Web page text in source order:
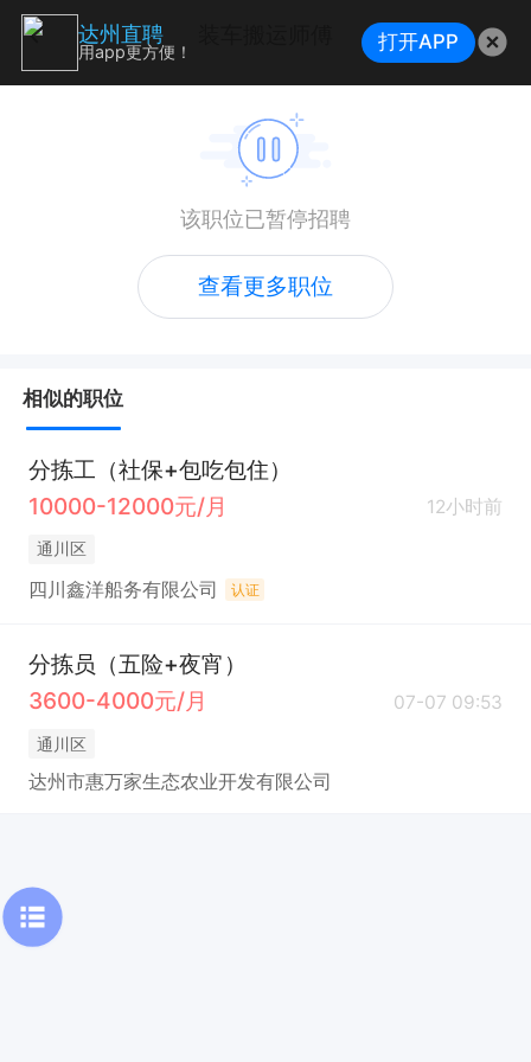
该职位已暂停招聘
查看更多职位
相似的职位
分拣工（社保+包吃包住）
10000-12000元/月
12小时前
通川区
四川鑫洋船务有限公司 认证
分拣员（五险+夜宵）
3600-4000元/月
07-07 09:53
通川区
达州市惠万家生态农业开发有限公司
达州直聘
用app更方便！ 打开APP